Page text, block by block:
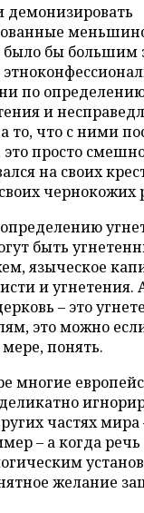
демонизировать
было бы большим
по
и
то, что с ними
просто
на своих
чернокожих
быть
языческое
и угнетения.
– это
это можно
понять.
многие
частях мира
– а когда речь
желание